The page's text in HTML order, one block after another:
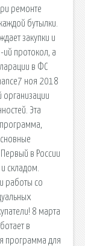
ремонте
бутылки.
закупки и
ий протокол, а
в ФС
ноя 2018
организации
Эта
в России
складом.
работы со
8 марта
в
программа для